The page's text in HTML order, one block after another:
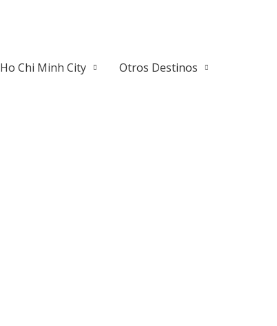
Ho Chi Minh City Otros Destinos